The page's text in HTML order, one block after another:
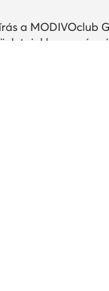
a MODIVOclub
üzleteinkben, egész